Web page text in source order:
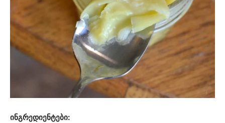
ინგრედიენტები: